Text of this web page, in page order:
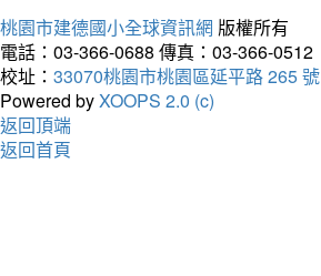
桃園市建德國小全球資訊網 版權所有
電話：03-366-0688 傳真：03-366-0512
校址： 33070桃園市桃園區延平路 265 號
Powered byXOOPS 2.0 (c)
返回頂端
返回首頁